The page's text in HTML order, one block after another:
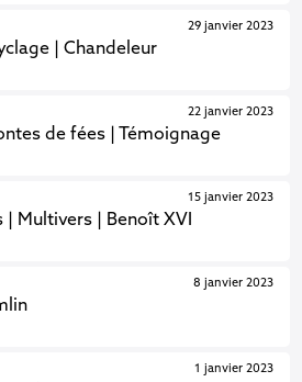
| Chandeleur
29 janvier 2023
de fées | Témoignage
22 janvier 2023
Multivers | Benoît XVI
15 janvier 2023
8 janvier 2023
1 janvier 2023